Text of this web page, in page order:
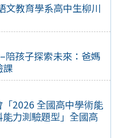
文教育學系高中生柳川
孩子探索未來：爸媽
課
2026 全國高中學術能
力測驗題型」全國高